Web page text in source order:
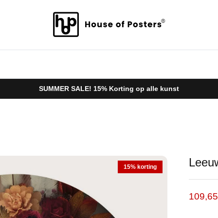
SUMMER SALE! 15% Korting op alle kunst
15% korting